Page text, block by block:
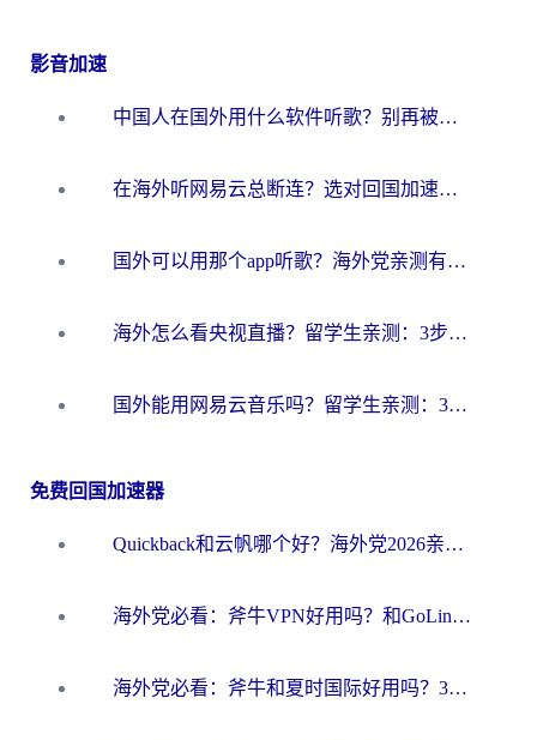
影音加速
中国人在国外用什么软件听歌？别再被地域限制卡脖子，这篇教你轻松解锁国内音乐库
在海外听网易云总断连？选对回国加速器，告别地区限制和卡顿
国外可以用那个app听歌？海外党亲测有效的回国加速方案，轻松听国内音乐听书
海外怎么看央视直播？留学生亲测：3步解决版权限制+追剧自由
国外能用网易云音乐吗？留学生亲测：3步解决海外听歌难题
免费回国加速器
Quickback和云帆哪个好？海外党2026亲测指南：选对加速器大陆工具，无缝刷国内剧玩国服
海外党必看：斧牛VPN好用吗？和GoLinkVPN对比哪个回国效果更好？
海外党必看：斧牛和夏时国际好用吗？3步选对回国加速器，无缝刷国内资源